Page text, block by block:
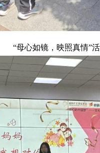
“母心如镜，映照真情”